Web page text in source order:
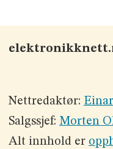
Nettredaktør:
Salgssjef: Morten
Alt innhold er